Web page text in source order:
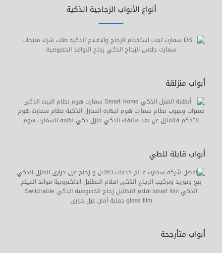
أنواع الأبواب الزجاجية الذكية
أبواب منزلقة
أبواب قابلة للطي
أبواب متأرجحة